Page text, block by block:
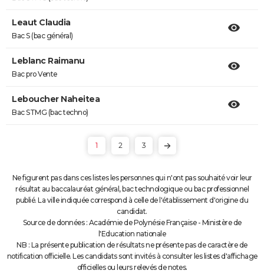
Leaut Claudia
Bac S (bac général)
Leblanc Raimanu
Bac pro Vente
Leboucher Naheitea
Bac STMG (bac techno)
1 2 3
Ne figurent pas dans ces listes les personnes qui n'ont pas souhaité voir leur
résultat au baccalauréat général, bac technologique ou bac professionnel
publié. La ville indiquée correspond à celle de l'établissement d'origine du
candidat.
Source de données : Académie de Polynésie Française - Ministère de
l'Education nationale
NB : La présente publication de résultats ne présente pas de caractère de
notification officielle. Les candidats sont invités à consulter les listes d'affichage
officielles ou leurs relevés de notes.